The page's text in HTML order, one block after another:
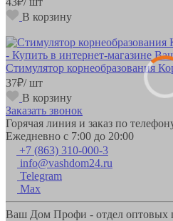
В корзину
Стимулятор корнеобразования
37₽/ шт
В корзину
Заказать звонок
Горячая линия и заказ по
Ежедневно с 7:00 до 20:00
+7 (863) 310-000-3
info@vashdom24.ru
Telegram
Max
Ваш Дом Профи - отдел оптовых